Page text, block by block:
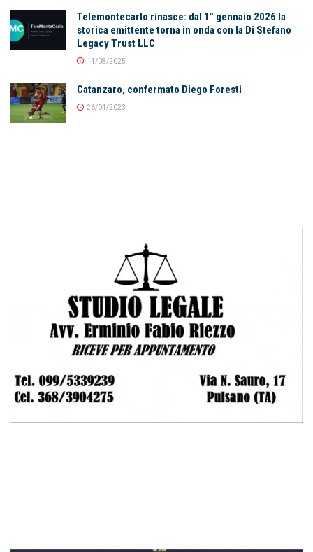
Telemontecarlo rinasce: dal 1° gennaio 2026 la
storica emittente torna in onda con la Di Stefano
Legacy Trust LLC
14/08/2025
Catanzaro, confermato Diego Foresti
26/04/2023